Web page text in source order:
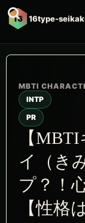
16 16type-
INTP
PR
【
イ（き
プ？！
【性格